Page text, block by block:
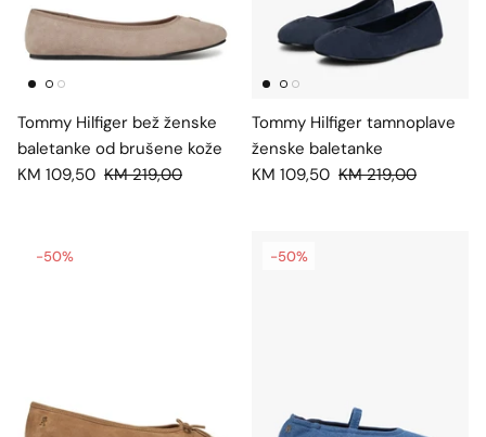
Tommy Hilfiger bež ženske
baletanke od brušene kože
KM 109,50 KM 219,00
Tommy Hilfiger tamnoplave
ženske baletanke
KM 109,50 KM 219,00
-50% -50%